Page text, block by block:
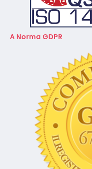
A Norma GDPR